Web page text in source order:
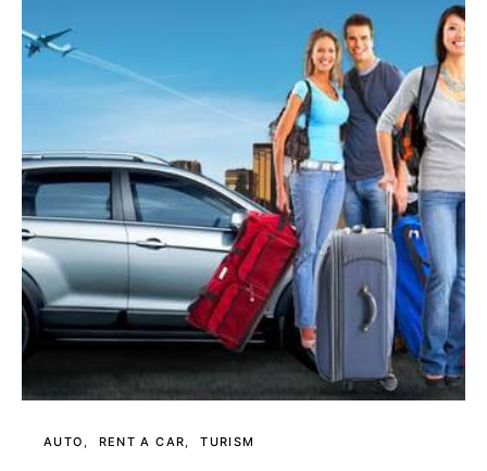
AUTO RENT A CAR TURISM